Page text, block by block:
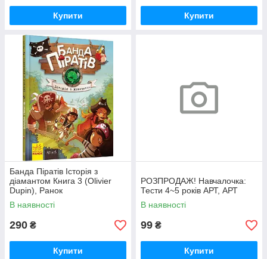
Купити Купити
Банда Піратів Історія з
діамантом Книга 3 (Olivier
Dupin), Ранок
В наявності
290 ₴
Купити
РОЗПРОДАЖ! Навчалочка:
Тести 4~5 років АРТ, АРТ
В наявності
99 ₴
Купити